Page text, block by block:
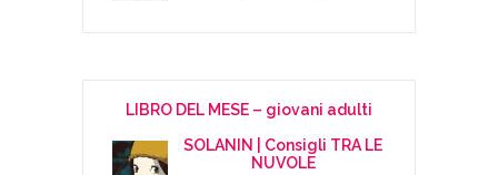
LIBRO DEL MESE – giovani adulti
SOLANIN | Consigli TRA LE
NUVOLE